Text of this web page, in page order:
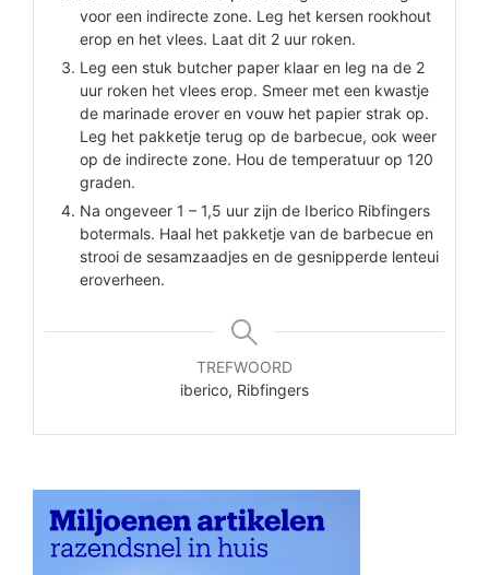
voor een indirecte zone. Leg het kersen rookhout
erop en het vlees. Laat dit 2 uur roken.
Leg een stuk butcher paper klaar en leg na de 2
uur roken het vlees erop. Smeer met een kwastje
de marinade erover en vouw het papier strak op.
Leg het pakketje terug op de barbecue, ook weer
op de indirecte zone. Hou de temperatuur op 120
graden.
Na ongeveer 1 – 1,5 uur zijn de Iberico Ribfingers
botermals. Haal het pakketje van de barbecue en
strooi de sesamzaadjes en de gesnipperde lenteui
eroverheen.
TREFWOORD
iberico, Ribfingers